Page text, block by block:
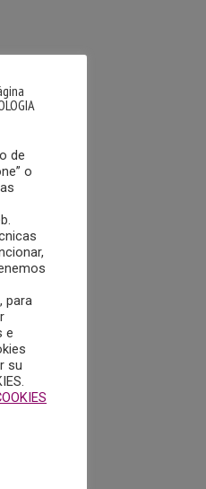
de
o
para
e
su